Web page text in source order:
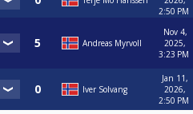
2:50 PM
Andreas Myrvoll
Nov 4,
2025,
3:23 PM
Iver Solvang
Jan 11,
2026,
2:50 PM